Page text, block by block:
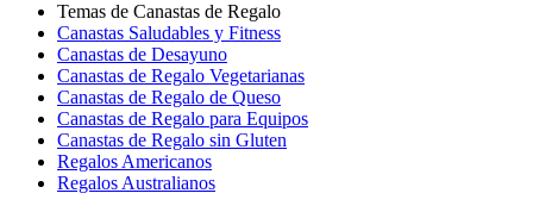
Temas de Canastas de Regalo
Canastas Saludables y Fitness
Canastas de Desayuno
Canastas de Regalo Vegetarianas
Canastas de Regalo de Queso
Canastas de Regalo para Equipos
Canastas de Regalo sin Gluten
Regalos Americanos
Regalos Australianos